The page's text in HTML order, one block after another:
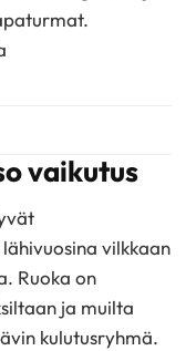
vaikutus
vilkkaan
Ruoka on
ja muilta
kulutusryhmä.